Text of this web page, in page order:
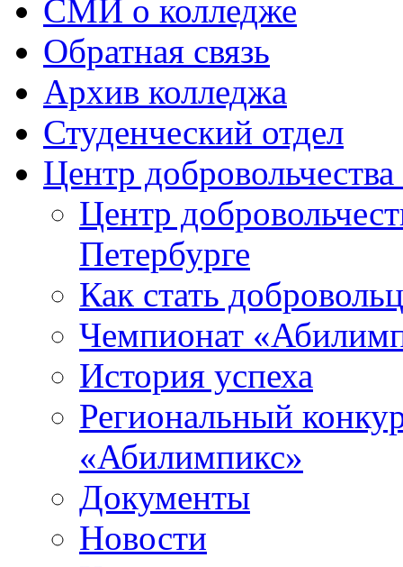
СМИ о колледже
Обратная связь
Архив колледжа
Студенческий отдел
Центр
Центр
Петербурге
Как стать
Чемпионат
История успеха
Региональный
«Абилимпикс»
Документы
Новости